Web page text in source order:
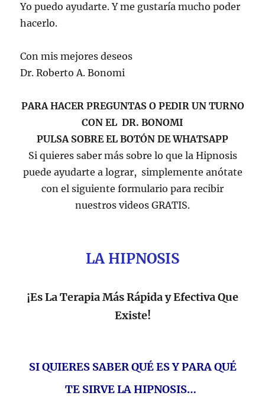
Yo puedo ayudarte. Y me gustaría mucho poder
hacerlo.
Con mis mejores deseos
Dr. Roberto A. Bonomi
PARA HACER PREGUNTAS O PEDIR UN TURNO
CON EL DR. BONOMI
PULSA SOBRE EL BOTÓN DE WHATSAPP
Si quieres saber más sobre lo que la Hipnosis
puede ayudarte a lograr, simplemente anótate
con el siguiente formulario para recibir
nuestros videos GRATIS.
LA HIPNOSIS
¡Es La Terapia Más Rápida y Efectiva Que
Existe!
SI QUIERES SABER QUÉ ES Y PARA QUÉ
TE SIRVE LA HIPNOSIS…